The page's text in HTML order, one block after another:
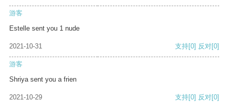
游客
Estelle sent you 1 nude
2021-10-31 支持[0] 反对[0]
游客
Shriya sent you a frien
2021-10-29 支持[0] 反对[0]